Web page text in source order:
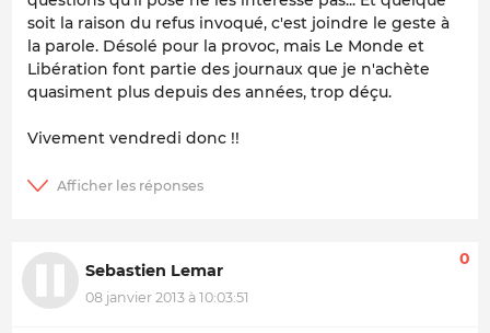
soit la raison du refus invoqué, c'est joindre le geste à
la parole. Désolé pour la provoc, mais Le Monde et
Libération font partie des journaux que je n'achète
quasiment plus depuis des années, trop déçu.
Vivement vendredi donc !!
Sebastien Lemar
08 janvier 2013 à 10:03:51
0